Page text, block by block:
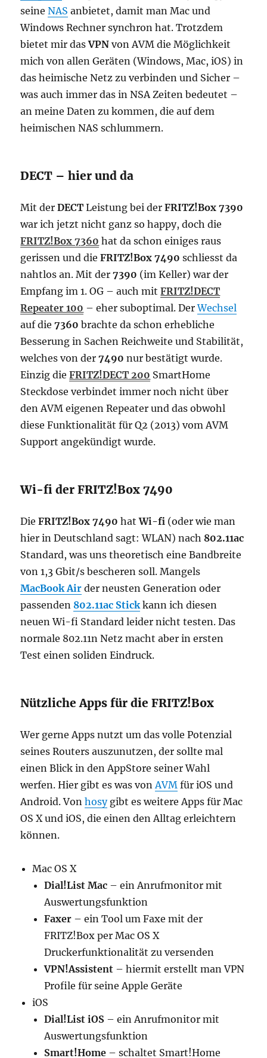
seineNAS anbietet, damit man Mac und
Windows Rechner synchron hat. Trotzdem
bietet mir dasVPN von AVM die Möglichkeit
mich von allen Geräten (Windows, Mac, iOS) in
das heimische Netz zu verbinden und Sicher –
was auch immer das in NSA Zeiten bedeutet –
an meine Daten zu kommen, die auf dem
heimischen NAS schlummern.
DECT – hier und da
Mit derDECT Leistung bei derFRITZ!Box 7390
war ich jetzt nicht ganz so happy, doch die
FRITZ!Box 7360 hat da schon einiges raus
gerissen und dieFRITZ!Box 7490 schliesst da
nahtlos an. Mit der7390 (im Keller) war der
Empfang im 1. OG – auch mitFRITZ!DECT
Repeater 100 – eher suboptimal. DerWechsel
auf die7360 brachte da schon erhebliche
Besserung in Sachen Reichweite und Stabilität,
welches von der7490 nur bestätigt wurde.
Einzig dieFRITZ!DECT 200 SmartHome
Steckdose verbindet immer noch nicht über
den AVM eigenen Repeater und das obwohl
diese Funktionalität für Q2 (2013) vom AVM
Support angekündigt wurde.
Wi-fi der FRITZ!Box 7490
DieFRITZ!Box 7490 hatWi-fi (oder wie man
hier in Deutschland sagt: WLAN) nach 802.11ac
Standard, was uns theoretisch eine Bandbreite
von 1,3 Gbit/s bescheren soll. Mangels
MacBook Air der neusten Generation oder
passenden 802.11ac Stick kann ich diesen
neuen Wi-fi Standard leider nicht testen. Das
normale 802.11n Netz macht aber in ersten
Test einen soliden Eindruck.
Nützliche Apps für die FRITZ!Box
Wer gerne Apps nutzt um das volle Potenzial
seines Routers auszunutzen, der sollte mal
einen Blick in den AppStore seiner Wahl
werfen. Hier gibt es was von AVM für iOS und
Android. Vonhosygibt es weitere Apps für Mac
OS X und iOS, die einen den Alltag erleichtern
können.
Mac OS X
Dial!List Mac – ein Anrufmonitor mit
Auswertungsfunktion
Faxer – ein Tool um Faxe mit der
FRITZ!Box per Mac OS X
Druckerfunktionalität zu versenden
VPN!Assistent – hiermit erstellt man VPN
Profile für seine Apple Geräte
iOS
Dial!List iOS – ein Anrufmonitor mit
Auswertungsfunktion
Smart!Home – schaltet Smart!Home